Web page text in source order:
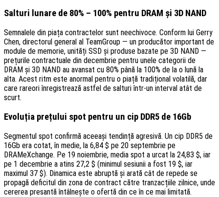
Salturi lunare de 80% – 100% pentru DRAM și 3D NAND
Semnalele din piața contractelor sunt neechivoce. Conform lui Gerry
Chen, directorul general al TeamGroup — un producător important de
module de memorie, unități SSD și produse bazate pe 3D NAND —
prețurile contractuale din decembrie pentru unele categorii de
DRAM și 3D NAND au avansat cu 80% până la 100% de la o lună la
alta. Acest ritm este anormal pentru o piață tradițional volatilă, dar
care rareori înregistrează astfel de salturi într-un interval atât de
scurt.
Evoluția prețului spot pentru un cip DDR5 de 16Gb
Segmentul spot confirmă aceeași tendință agresivă. Un cip DDR5 de
16Gb era cotat, în medie, la 6,84 $ pe 20 septembrie pe
DRAMeXchange. Pe 19 noiembrie, media spot a urcat la 24,83 $, iar
pe 1 decembrie a atins 27,2 $ (minimul sesiunii a fost 19 $, iar
maximul 37 $). Dinamica este abruptă și arată cât de repede se
propagă deficitul din zona de contract către tranzacțiile zilnice, unde
cererea presantă întâlnește o ofertă din ce în ce mai limitată.